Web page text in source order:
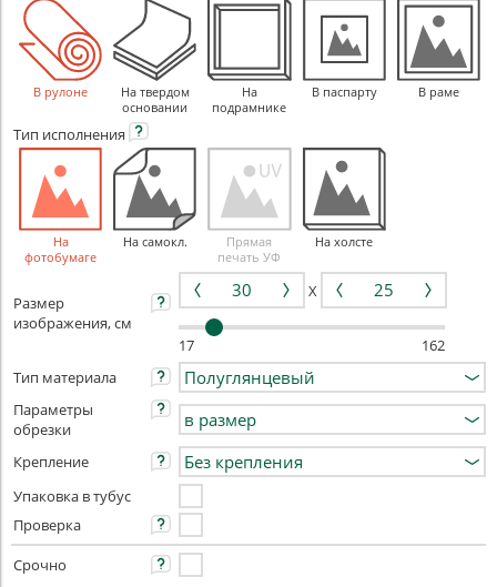
В рулоне
На твердом
основании
На
подрамнике
В паспарту В раме
Тип исполнения
На
фотобумаге
На самокл.
Прямая
печать УФ
На холсте
Размер
изображения, см
X
17
162
Тип материала
Параметры
обрезки
Крепление
Упаковка в тубус
Проверка
Срочно